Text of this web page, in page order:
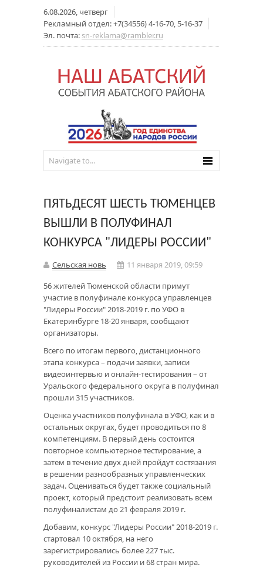
6.08.2026, четверг
Рекламный отдел: +7(34556) 4-16-70, 5-16-37
Эл. почта: sn-reklama@rambler.ru
ПЯТЬДЕСЯТ ШЕСТЬ ТЮМЕНЦЕВ
ВЫШЛИ В ПОЛУФИНАЛ
КОНКУРСА "ЛИДЕРЫ РОССИИ"
Сельская новь
11 января 2019, 09:59
56 жителей Тюменской области примут
участие в полуфинале конкурса управленцев
"Лидеры России" 2018-2019 г. по УФО в
Екатеринбурге 18-20 января, сообщают
организаторы.
Всего по итогам первого, дистанционного
этапа конкурса – подачи заявки, записи
видеоинтервью и онлайн-тестирования – от
Уральского федерального округа в полуфинал
прошли 315 участников.
Оценка участников полуфинала в УФО, как и в
остальных округах, будет проводиться по 8
компетенциям. В первый день состоится
повторное компьютерное тестирование, а
затем в течение двух дней пройдут состязания
в решении разнообразных управленческих
задач. Оцениваться будет также социальный
проект, который предстоит реализовать всем
полуфиналистам до 21 февраля 2019 г.
Добавим, конкурс "Лидеры России" 2018-2019 г.
стартовал 10 октября, на него
зарегистрировались более 227 тыс.
руководителей из России и 68 стран мира.